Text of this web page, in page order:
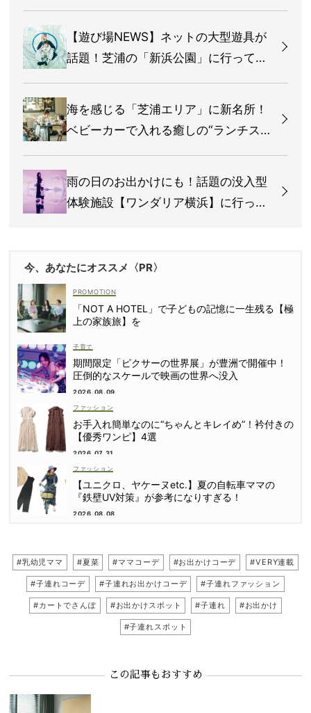
【遊び場NEWS】ネットの大型遊具が
話題！芝浦の「新浜公園」に行ってみ
海を感じる「芝浦エリア」に新名所！
ベビーカーで入れる癒しの“ランチスポ
雨の日のお出かけにも！話題の没入型
体験施設【ワンダリア横浜】に行って
今、あなたにオススメ〈PR〉
「NOT A HOTEL」で子どもの記憶に一生残る【極
上の家族旅】を
子育て
期間限定「ピクサーの世界展」が豊洲で開催中！
圧倒的なスケールで映画の世界へ没入
2026.08.09
ファッション
お手入れ簡単なのに“ちゃんとキレイめ”！衿付きの
【優秀ワンピ】4選
2026.07.31
ファッション
【ユニクロ、ヤケーヌetc.】夏の自転車ママの
『鉄壁UV対策』が参考になりすぎる！
2026.08.08
#乳幼児ママ #夏菜 #ママコーデ #お出かけコーデ #VERY連載
#子連れコーデ #子連れお出かけコーデ #子連れファッション
#カートでさんぽ #お出かけスポット #子連れ #お出かけ
#子連れスポット
この記事もおすすめ